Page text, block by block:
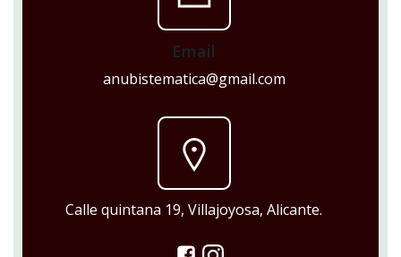
Email
anubistematica@gmail.com
Calle quintana 19, Villajoyosa, Alicante.